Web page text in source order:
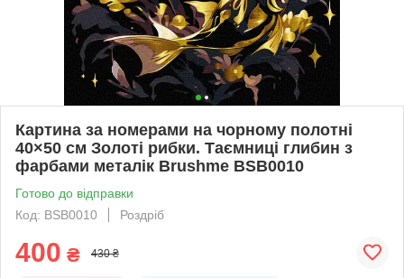
Картина за номерами на чорному полотні
40×50 см Золоті рибки. Таємниці глибин з
фарбами металік Brushme BSB0010
Готово до відправки
Код: BSB0010
Роздріб
400 ₴ 430 ₴